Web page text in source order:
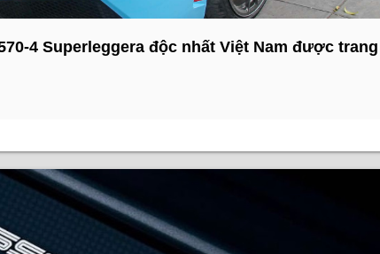
4 Superleggera độc nhất Việt Nam được